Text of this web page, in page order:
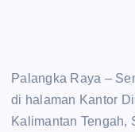
‎Palangka Raya –
di halaman Kantor
Kalimantan Tengah,